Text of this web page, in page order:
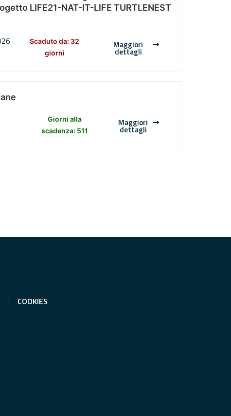
LIFE21-NAT-IT-LIFE TURTLENEST
Scaduto da: 32
giorni
Maggiori
dettagli
Giorni alla
scadenza: 511
Maggiori
dettagli
COOKIES